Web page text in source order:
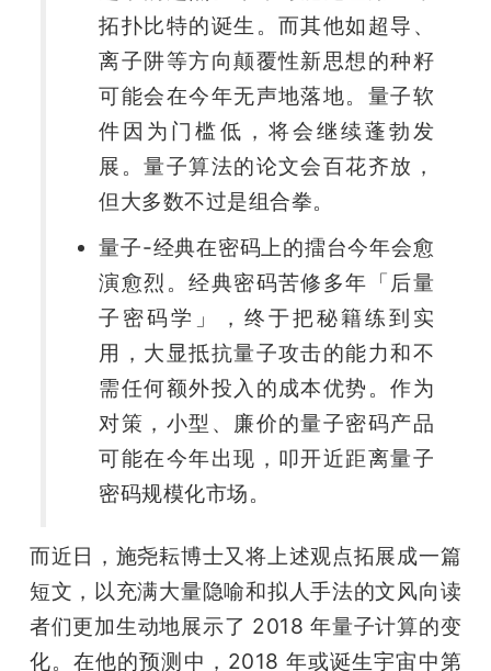
拓扑比特的诞生。而其他如超导、
离子阱等方向颠覆性新思想的种籽
可能会在今年无声地落地。量子软
件因为门槛低，将会继续蓬勃发
展。量子算法的论文会百花齐放，
但大多数不过是组合拳。
量子-经典在密码上的擂台今年会愈
演愈烈。经典密码苦修多年「后量
子密码学」，终于把秘籍练到实
用，大显抵抗量子攻击的能力和不
需任何额外投入的成本优势。作为
对策，小型、廉价的量子密码产品
可能在今年出现，叩开近距离量子
密码规模化市场。
而近日，施尧耘博士又将上述观点拓展成一篇
短文，以充满大量隐喻和拟人手法的文风向读
者们更加生动地展示了 2018 年量子计算的变
化。在他的预测中，2018 年或诞生宇宙中第